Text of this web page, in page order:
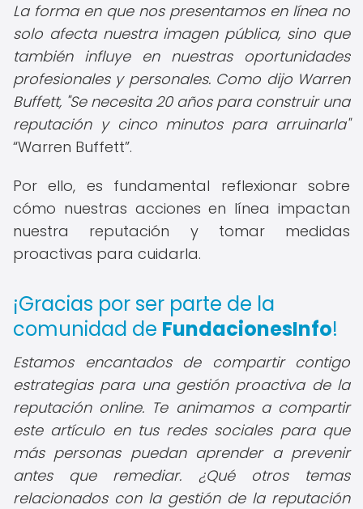
La forma en que nos presentamos en línea no
solo afecta nuestra imagen pública, sino que
también influye en nuestras oportunidades
profesionales y personales. Como dijo Warren
Buffett, "Se necesita 20 años para construir una
reputación y cinco minutos para arruinarla"
Warren Buffett .
Por ello, es fundamental reflexionar sobre
cómo nuestras acciones en línea impactan
nuestra reputación y tomar medidas
proactivas para cuidarla.
¡Gracias por ser parte de la
comunidad de FundacionesInfo!
Estamos encantados de compartir contigo
estrategias para una gestión proactiva de la
reputación online. Te animamos a compartir
este artículo en tus redes sociales para que
más personas puedan aprender a prevenir
antes que remediar. ¿Qué otros temas
relacionados con la gestión de la reputación